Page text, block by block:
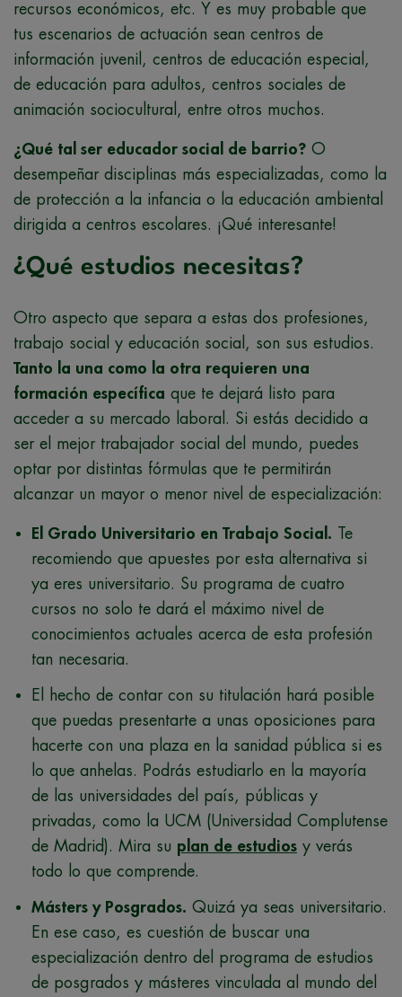
recursos económicos, etc. Y es muy probable que
tus escenarios de actuación sean centros de
información juvenil, centros de educación especial,
de educación para adultos, centros sociales de
animación sociocultural, entre otros muchos.
¿Qué tal ser educador social de barrio? O
desempeñar disciplinas más especializadas, como la
de protección a la infancia o la educación ambiental
dirigida a centros escolares. ¡Qué interesante!
¿Qué estudios necesitas?
Otro aspecto que separa a estas dos profesiones,
trabajo social y educación social, son sus estudios.
Tanto la una como la otra requieren una
formación específica que te dejará listo para
acceder a su mercado laboral. Si estás decidido a
ser el mejor trabajador social del mundo, puedes
optar por distintas fórmulas que te permitirán
alcanzar un mayor o menor nivel de especialización:
El Grado Universitario en Trabajo Social. Te
recomiendo que apuestes por esta alternativa si
ya eres universitario. Su programa de cuatro
cursos no solo te dará el máximo nivel de
conocimientos actuales acerca de esta profesión
tan necesaria.
El hecho de contar con su titulación hará posible
que puedas presentarte a unas oposiciones para
hacerte con una plaza en la sanidad pública si es
lo que anhelas. Podrás estudiarlo en la mayoría
de las universidades del país, públicas y
privadas, como la UCM (Universidad Complutense
de Madrid). Mira su plan de estudios y verás
todo lo que comprende.
Másters y Posgrados. Quizá ya seas universitario.
En ese caso, es cuestión de buscar una
especialización dentro del programa de estudios
de posgrados y másteres vinculada al mundo del